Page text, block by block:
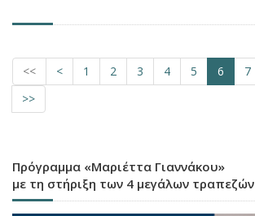
<< < 1 2 3 4 5 6 7
>>
Πρόγραμμα «Μαριέττα Γιαννάκου»
με τη στήριξη των 4 μεγάλων τραπεζών